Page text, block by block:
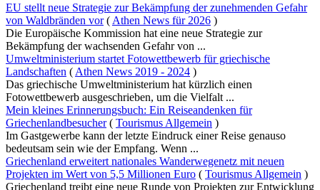
EU stellt neue Strategie zur Bekämpfung der zunehmenden Gefahr
von Waldbränden vor( Athen News für 2026 )
Die Europäische Kommission hat eine neue Strategie zur
Bekämpfung der wachsenden Gefahr von ...
Umweltministerium startet Fotowettbewerb für griechische
Landschaften ( Athen News 2019 - 2024 )
Das griechische Umweltministerium hat kürzlich einen
Fotowettbewerb ausgeschrieben, um die Vielfalt ...
Mein kleines Erinnerungsbuch: Ein Reiseandenken für
Griechenlandbesucher( Tourismus Allgemein )
Im Gastgewerbe kann der letzte Eindruck einer Reise genauso
bedeutsam sein wie der Empfang. Wenn ...
Griechenland erweitert nationales Wanderwegenetz mit neuen
Projekten im Wert von 5,5 Millionen Euro ( Tourismus Allgemein )
Griechenland treibt eine neue Runde von Projekten zur Entwicklung